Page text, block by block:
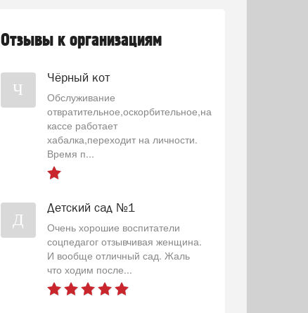
Отзывы к организациям
Ч
Чёрный кот
Обслуживание
отвратительное,оскорбительное,на
кассе работает
хабалка,переходит на личности.
Время п...
Д
Детский сад №1
Очень хорошие воспитатели
соцпедагог отзывчивая женщина.
И вообще отличный сад. Жаль
что ходим после...